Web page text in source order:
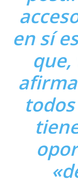
en sí
que,